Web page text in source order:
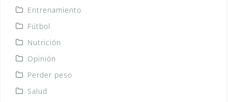
Entrenamiento
Fútbol
Nutrición
Opinión
Perder peso
Salud